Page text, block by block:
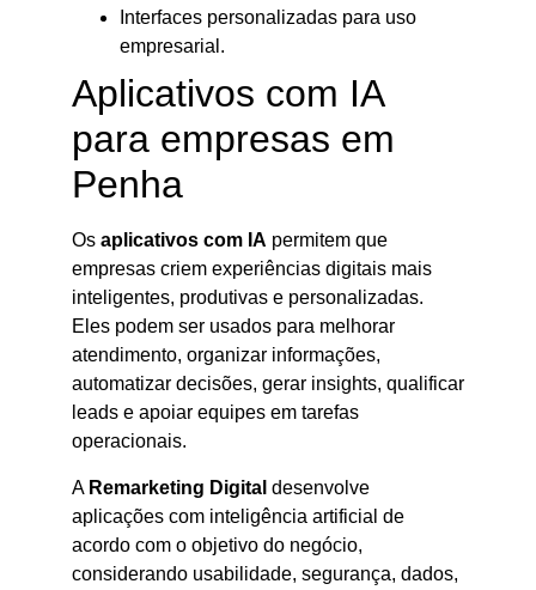
Interfaces personalizadas para uso
empresarial.
Aplicativos com IA
para empresas em
Penha
Os aplicativos com IA permitem que
empresas criem experiências digitais mais
inteligentes, produtivas e personalizadas.
Eles podem ser usados para melhorar
atendimento, organizar informações,
automatizar decisões, gerar insights, qualificar
leads e apoiar equipes em tarefas
operacionais.
A Remarketing Digital desenvolve
aplicações com inteligência artificial de
acordo com o objetivo do negócio,
considerando usabilidade, segurança, dados,